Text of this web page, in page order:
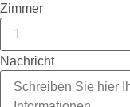
Zimmer
Nachricht